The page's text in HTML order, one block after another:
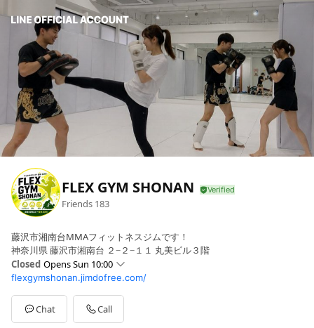
FLEX GYM SHONAN
Friends 183
藤沢市湘南台MMAフィットネスジムです！
神奈川県 藤沢市湘南台 ２−２−１１ 丸美ビル３階
Closed Opens Sun 10:00
Sun10:00 - 15:30
Mon10:00 - 12:30,17:00 - 22:00
Tue10:00 - 12:30,17:00 - 22:00
Wed10:00 - 12:30,17:00 - 22:00
flexgymshonan.jimdofree.com/
Chat Call